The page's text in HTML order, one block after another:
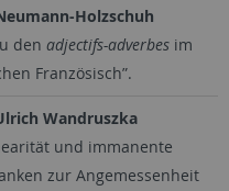
Holzschuh
den adjectifs-adverbesim
Französisch”.
Wandruszka
und immanente
zur Angemessenheit